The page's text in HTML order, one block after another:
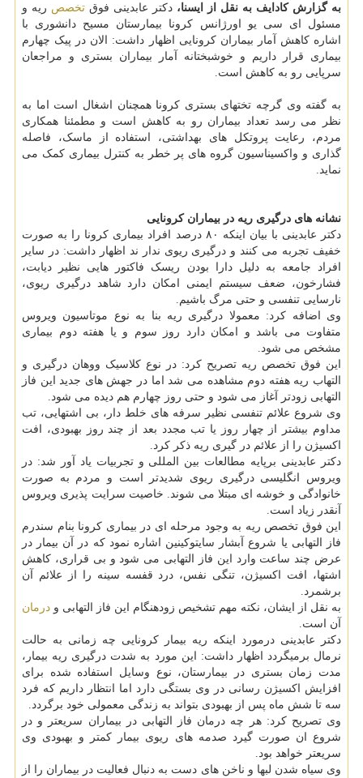
به گزارش کادایف به نقل از ایسنا، دکتر عابدینی فوق تخصص ریه و
مسئول ای سی یو اورژانس کرونا بیمارستان مسیح دانشوری با
اشاره کاهش آمار بیماران کرونایی اظهار داشت: الان در پیک چهارم
بیماری قرار داریم و خوشبختانه آمار بیماران بستری و مراجعان
سرپایی رو به کاهش است.
به گفته وی گرچه تختهای بستری کرونا همچنان اشغال است اما به
نظر می رسد تعداد بیماران رو به کاهش است و مطمئنا همکاری
مردم، رعایت پروتکل های بهداشتی، استفاده از ماسک، فاصله
گذاری و واکسیناسیون گروه های پر خطر به کنترل بیماری کمک می
نماید.
نشانه های درگیری ریه در بیماران کرونایی
دکتر عابدینی با بیان اینکه ۸۰ درصد افراد بیماری کرونا را به صورت
خفیف تجربه می کنند و درگیری ریوی ندار ند اظهار داشت: در سایر
افراد جامعه به دلیل دارا بودن ریسک فاکتور هایی نظیر دیابت،
فشارخون، ضعف سیستم ایمنی امکان دارد شاهد درگیری ریوی،
نارسایی تنفسی و حتی مرگ باشیم.
وی اضافه کرد: معمولا درگیری ریه بنا به نوع موتاسیون ویروس
متفاوت می باشد و امکان دارد روز سوم و یا هفته دوم بیماری
مشخص می شود.
این فوق تخصص ریه تصریح کرد: در نوع کلاسیک ووهان درگیری و
التهاب ریه هفته دوم مشاهده می شد اما در جهش های جدید این فاز
التهابی زودتر آغاز می شود و حتی روز چهارم هم دیده می شود.
وی شروع علائم تنفسی نظیر سرفه های خلط دار، بی اشتهایی، تب
مداوم بیشتر از چهار روز یا تب مجدد بعد از چند روز بهبودی، افت
اکسیژن را از علائم در گیری ریه ذکر کرد.
دکتر عابدینی برپایه مطالعات بین المللی و تجربیات یاد آور شد: در
ویروس انگلیسی درگیری ریوی شدیدتر است و مردم به صورت
خانوادگی و خوشه ای مبتلا می شوند. خاصیت سرایت پذیری ویروس
آنقدر زیاد است.
این فوق تخصص ریه به وجود مرحله ای در بیماری کرونا بنام سندرم
فاز التهابی یا شروع آبشار سایتوکینین اشاره نمود که در آن بیمار در
عرض چند ساعت وارد این فاز التهابی می شود و بی قراری، کاهش
اشتها، افت اکسیژن، تنگی نفس، درد قفسه سینه را از علائم آن
برشمرد.
به نقل از ایشان، نکته مهم تشخیص زودهنگام این فاز التهابی و درمان
آن است.
دکتر عابدینی درمورد اینکه ریه بیمار کرونایی چه زمانی به حالت
نرمال برمیگردد اظهار داشت: این مورد به شدت درگیری ریه بیمار،
مدت زمان بستری در بیمارستان، نوع وسایل استفاده شده برای
افزایش اکسیژن رسانی در وی بستگی دارد اما انتظار داریم که فرد
سه تا شش ماه پس از بهبودی بتواند به زندگی معمولی خود برگردد.
وی تصریح کرد: هر چه درمان فاز التهابی در بیماران سریعتر و در
شروع ان صورت گیرد صدمه های ریوی بیمار کمتر و بهبودی وی
سریعتر خواهد بود.
وی سیاه شدن لبها و ناخن های دست به دنبال فعالیت در بیماران را از